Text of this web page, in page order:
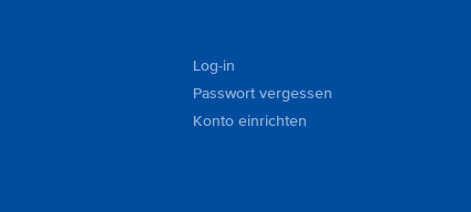
Log-in
Passwort vergessen
Konto einrichten